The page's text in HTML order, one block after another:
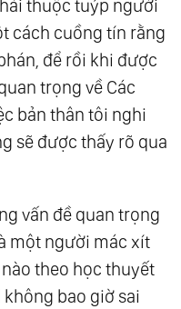
thuộc tuýp người
cách cuồng tín rằng
để rồi khi được
trọng về Các
bản thân tôi nghi
sẽ được thấy rõ qua
vấn đề quan trọng
một người mác xít
theo học thuyết
bao giờ sai